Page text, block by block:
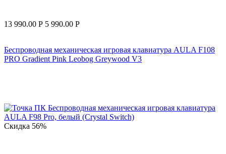
13 990.00 Р 5 990.00 Р
Беспроводная механическая игровая клавиатура AULA F108
PRO Gradient Pink Leobog Greywood V3
Скидка 56%